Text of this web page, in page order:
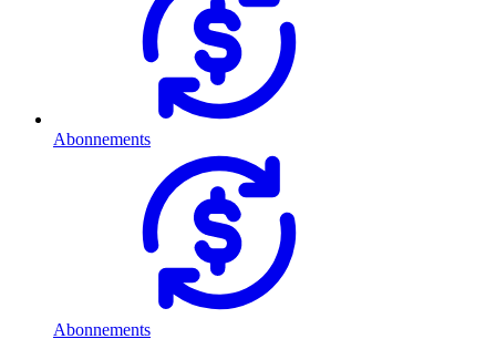
Abonnements
Abonnements